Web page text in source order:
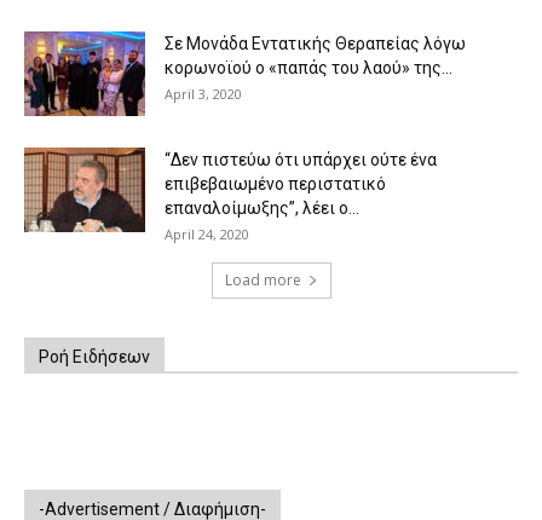
Σε Μονάδα Εντατικής Θεραπείας λόγω
κορωνοϊού ο «παπάς του λαού» της...
April 3, 2020
“Δεν πιστεύω ότι υπάρχει ούτε ένα
επιβεβαιωμένο περιστατικό
επαναλοίμωξης”, λέει ο...
April 24, 2020
Load more
Ροή Ειδήσεων
-Advertisement / Διαφήμιση-